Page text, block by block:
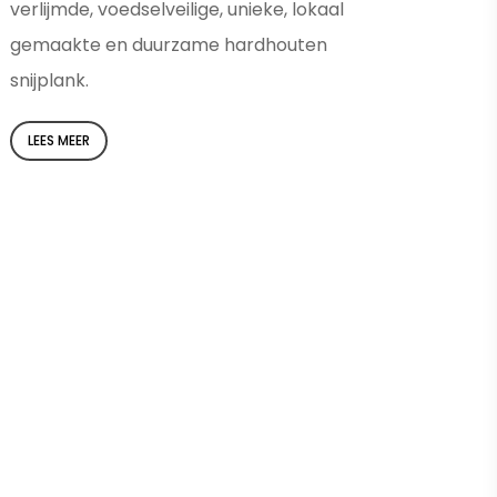
verlijmde, voedselveilige, unieke, lokaal
gemaakte en duurzame hardhouten
snijplank.
LEES MEER